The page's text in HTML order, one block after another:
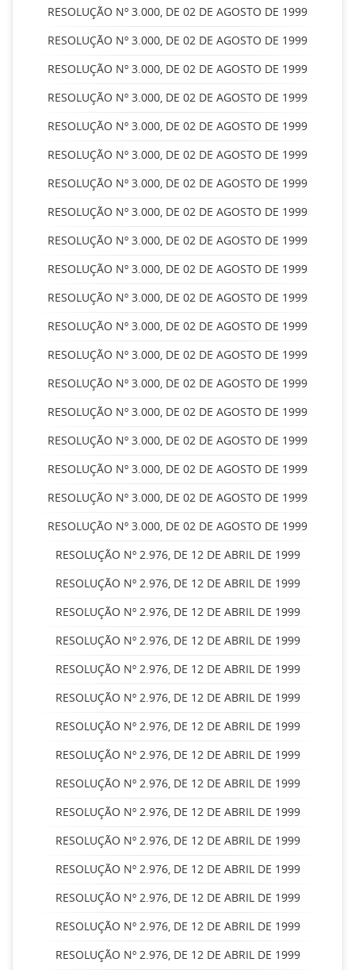
RESOLUÇÃO Nº 3.000, DE 02 DE AGOSTO DE 1999
RESOLUÇÃO Nº 3.000, DE 02 DE AGOSTO DE 1999
RESOLUÇÃO Nº 3.000, DE 02 DE AGOSTO DE 1999
RESOLUÇÃO Nº 3.000, DE 02 DE AGOSTO DE 1999
RESOLUÇÃO Nº 3.000, DE 02 DE AGOSTO DE 1999
RESOLUÇÃO Nº 3.000, DE 02 DE AGOSTO DE 1999
RESOLUÇÃO Nº 3.000, DE 02 DE AGOSTO DE 1999
RESOLUÇÃO Nº 3.000, DE 02 DE AGOSTO DE 1999
RESOLUÇÃO Nº 3.000, DE 02 DE AGOSTO DE 1999
RESOLUÇÃO Nº 3.000, DE 02 DE AGOSTO DE 1999
RESOLUÇÃO Nº 3.000, DE 02 DE AGOSTO DE 1999
RESOLUÇÃO Nº 3.000, DE 02 DE AGOSTO DE 1999
RESOLUÇÃO Nº 3.000, DE 02 DE AGOSTO DE 1999
RESOLUÇÃO Nº 3.000, DE 02 DE AGOSTO DE 1999
RESOLUÇÃO Nº 3.000, DE 02 DE AGOSTO DE 1999
RESOLUÇÃO Nº 3.000, DE 02 DE AGOSTO DE 1999
RESOLUÇÃO Nº 3.000, DE 02 DE AGOSTO DE 1999
RESOLUÇÃO Nº 3.000, DE 02 DE AGOSTO DE 1999
RESOLUÇÃO Nº 3.000, DE 02 DE AGOSTO DE 1999
RESOLUÇÃO Nº 2.976, DE 12 DE ABRIL DE 1999
RESOLUÇÃO Nº 2.976, DE 12 DE ABRIL DE 1999
RESOLUÇÃO Nº 2.976, DE 12 DE ABRIL DE 1999
RESOLUÇÃO Nº 2.976, DE 12 DE ABRIL DE 1999
RESOLUÇÃO Nº 2.976, DE 12 DE ABRIL DE 1999
RESOLUÇÃO Nº 2.976, DE 12 DE ABRIL DE 1999
RESOLUÇÃO Nº 2.976, DE 12 DE ABRIL DE 1999
RESOLUÇÃO Nº 2.976, DE 12 DE ABRIL DE 1999
RESOLUÇÃO Nº 2.976, DE 12 DE ABRIL DE 1999
RESOLUÇÃO Nº 2.976, DE 12 DE ABRIL DE 1999
RESOLUÇÃO Nº 2.976, DE 12 DE ABRIL DE 1999
RESOLUÇÃO Nº 2.976, DE 12 DE ABRIL DE 1999
RESOLUÇÃO Nº 2.976, DE 12 DE ABRIL DE 1999
RESOLUÇÃO Nº 2.976, DE 12 DE ABRIL DE 1999
RESOLUÇÃO Nº 2.976, DE 12 DE ABRIL DE 1999